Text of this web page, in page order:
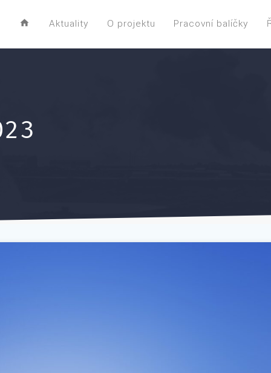
Aktuality O projektu Pracovní balíčky